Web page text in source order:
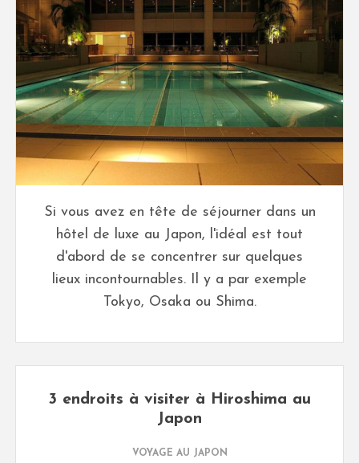
Si vous avez en tête de séjourner dans un
hôtel de luxe au Japon, l'idéal est tout
d'abord de se concentrer sur quelques
lieux incontournables. Il y a par exemple
Tokyo, Osaka ou Shima.
3 endroits à visiter à Hiroshima au
Japon
VOYAGE AU JAPON